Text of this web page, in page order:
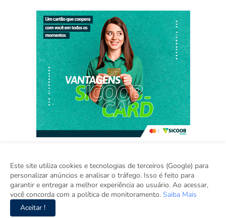
Home Sobre Contato
Sugestão de Pauta
Grupo Inova
Este site utiliza cookies e tecnologias de terceiros (Google) para
personalizar anúncios e analisar o tráfego. Isso é feito para
garantir e entregar a melhor experiência ao usuário. Ao acessar,
você concorda com a política de monitoramento. Saiba Mais
Aceitar !